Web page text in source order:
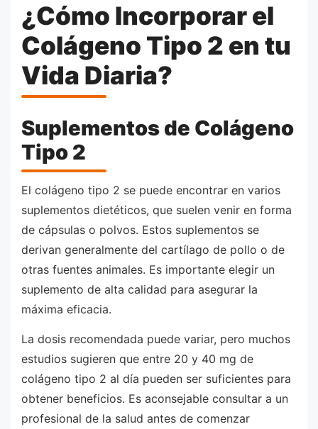
¿Cómo Incorporar el
Colágeno Tipo 2 en tu
Vida Diaria?
Suplementos de Colágeno
Tipo 2
El colágeno tipo 2 se puede encontrar en varios
suplementos dietéticos, que suelen venir en forma
de cápsulas o polvos. Estos suplementos se
derivan generalmente del cartílago de pollo o de
otras fuentes animales. Es importante elegir un
suplemento de alta calidad para asegurar la
máxima eficacia.
La dosis recomendada puede variar, pero muchos
estudios sugieren que entre 20 y 40 mg de
colágeno tipo 2 al día pueden ser suficientes para
obtener beneficios. Es aconsejable consultar a un
profesional de la salud antes de comenzar